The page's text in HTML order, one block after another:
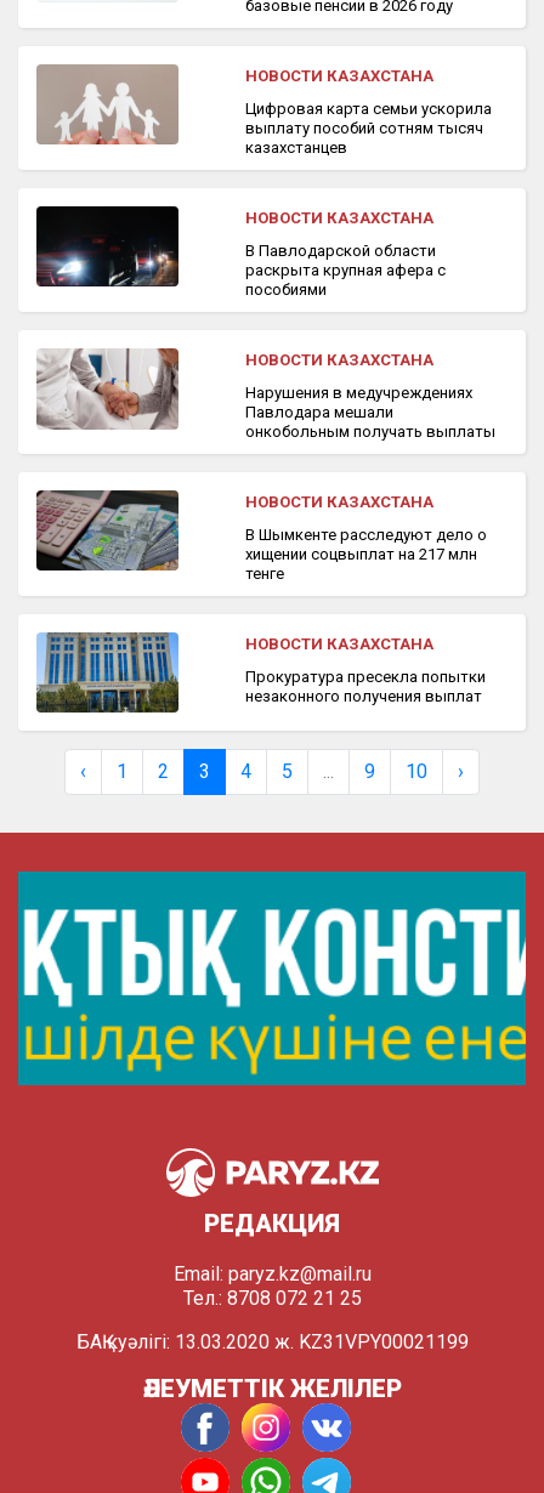
базовые пенсии в 2026 году
НОВОСТИ КАЗАХСТАНА
Цифровая карта семьи ускорила
выплату пособий сотням тысяч
казахстанцев
НОВОСТИ КАЗАХСТАНА
В Павлодарской области
раскрыта крупная афера с
пособиями
НОВОСТИ КАЗАХСТАНА
Нарушения в медучреждениях
Павлодара мешали
онкобольным получать выплаты
НОВОСТИ КАЗАХСТАНА
В Шымкенте расследуют дело о
хищении соцвыплат на 217 млн
тенге
НОВОСТИ КАЗАХСТАНА
Прокуратура пресекла попытки
незаконного получения выплат
‹ 1 2 3 4 5 ... 9 10 ›
РЕДАКЦИЯ
Email: paryz.kz@mail.ru
Тел.: 8708 072 21 25
БАҚ куәлігі: 13.03.2020 ж. KZ31VPY00021199
ӘЛЕУМЕТТІК ЖЕЛІЛЕР